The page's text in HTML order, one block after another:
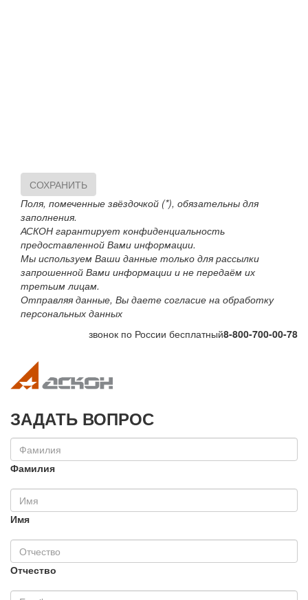
СОХРАНИТЬ
Поля, помеченные звёздочкой (*), обязательны для
заполнения.
АСКОН гарантирует конфиденциальность
предоставленной Вами информации.
Мы используем Ваши данные только для рассылки
запрошенной Вами информации и не передаём их
третьим лицам.
Отправляя данные, Вы даете согласие на обработку
персональных данных
звонок по России бесплатный8-800-700-00-78
ЗАДАТЬ ВОПРОС
Фамилия
Имя
Отчество